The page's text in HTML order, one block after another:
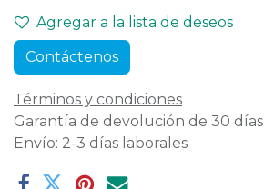
Agregar a la lista de deseos
Contáctenos
Términos y condiciones
Garantía de devolución de 30 días
Envío: 2-3 días laborales